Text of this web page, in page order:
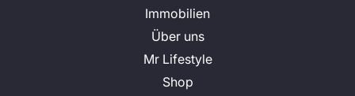
Immobilien
Über uns
Mr Lifestyle
Shop